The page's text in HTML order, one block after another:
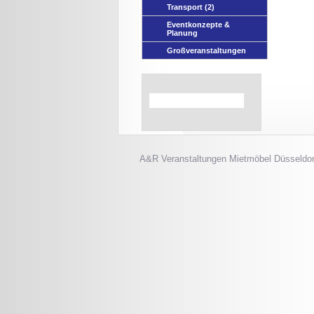
Transport (2)
Eventkonzepte &
Planung
Großveranstaltungen
A&R Veranstaltungen Mietmöbel